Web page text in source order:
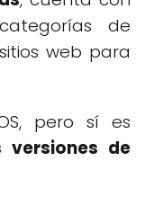
de
web para
pero sí es
de